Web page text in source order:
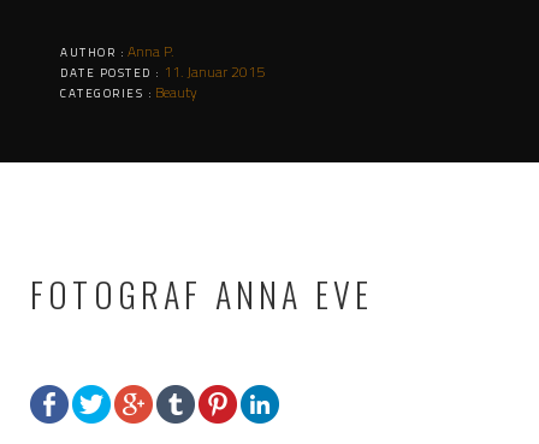
AUTHOR : Anna P.
DATE POSTED : 11. Januar 2015
CATEGORIES : Beauty
FOTOGRAF ANNA EVE